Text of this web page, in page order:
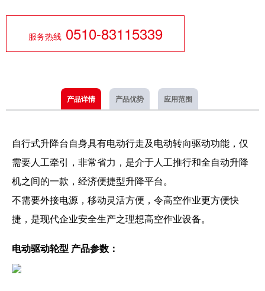
服务热线0510-83115339
产品详情 产品优势 应用范围
自行式升降台自身具有电动行走及电动转向驱动功能，仅
需要人工牵引，非常省力，是介于人工推行和全自动升降
机之间的一款，经济便捷型升降平台。
不需要外接电源，移动灵活方便，令高空作业更方便快
捷，是现代企业安全生产之理想高空作业设备。
电动驱动轮型 产品参数：